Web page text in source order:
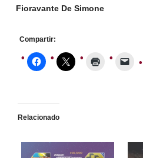
Fioravante De Simone
Compartir:
Relacionado